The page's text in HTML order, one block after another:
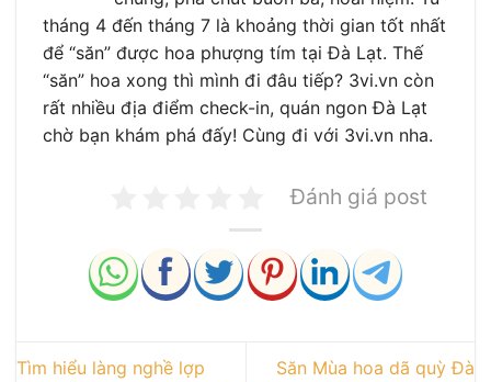
tháng 4 đến tháng 7 là khoảng thời gian tốt nhất
để “săn” được hoa phượng tím tại Đà Lạt. Thế
“săn” hoa xong thì mình đi đâu tiếp? 3vi.vn còn
rất nhiều địa điểm check-in, quán ngon Đà Lạt
chờ bạn khám phá đấy! Cùng đi với 3vi.vn nha.
Đánh giá post
Tìm hiểu làng nghề lợp
Săn Mùa hoa dã quỳ Đà